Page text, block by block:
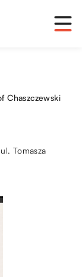
Chaszczewski
Tomasza